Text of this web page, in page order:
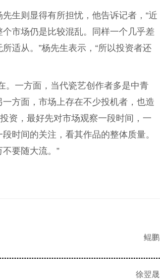
则显得有所担忧，他告诉记者，“近
市场仍是比较混乱。同样一个几乎差
适从。”杨先生表示，“所以投资者还
一方面，当代瓷艺创作者多是中青
方面，市场上存在不少投机者，也造
资，最好先对市场观察一段时间，一
时间的关注，看其作品的整体质量。
要随大流。”
鲲鹏
徐翌晟